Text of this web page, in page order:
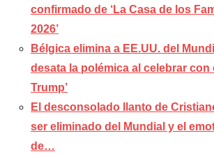
confirmado de ‘La Casa de los
2026’
Bélgica elimina a EE.UU. del
desata la polémica al celebrar con
Trump’
El desconsolado llanto de
ser eliminado del Mundial y el
de…